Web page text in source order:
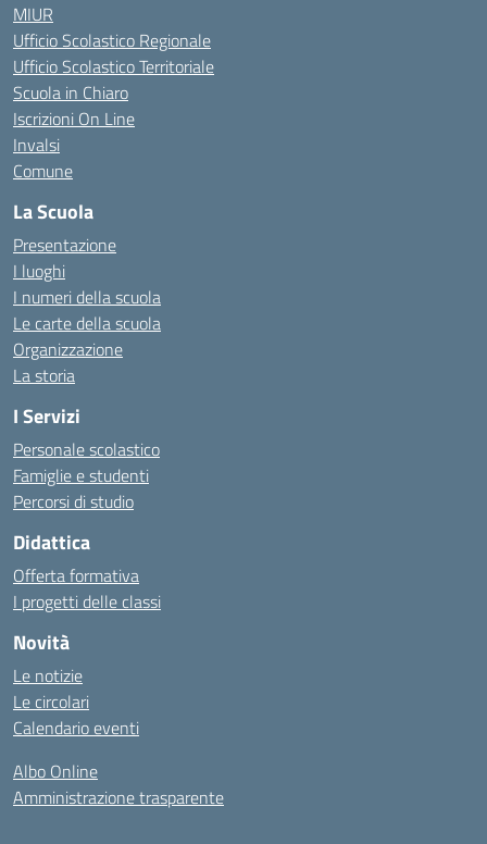
MIUR
Ufficio Scolastico Regionale
Ufficio Scolastico Territoriale
Scuola in Chiaro
Iscrizioni On Line
Invalsi
Comune
La Scuola
Presentazione
I luoghi
I numeri della scuola
Le carte della scuola
Organizzazione
La storia
I Servizi
Personale scolastico
Famiglie e studenti
Percorsi di studio
Didattica
Offerta formativa
I progetti delle classi
Novità
Le notizie
Le circolari
Calendario eventi
Albo Online
Amministrazione trasparente